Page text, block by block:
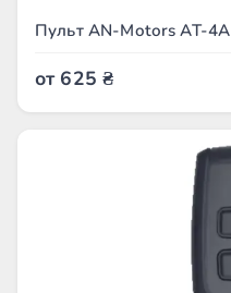
Пульт AN-Motors AT-4A
от 625 ₴